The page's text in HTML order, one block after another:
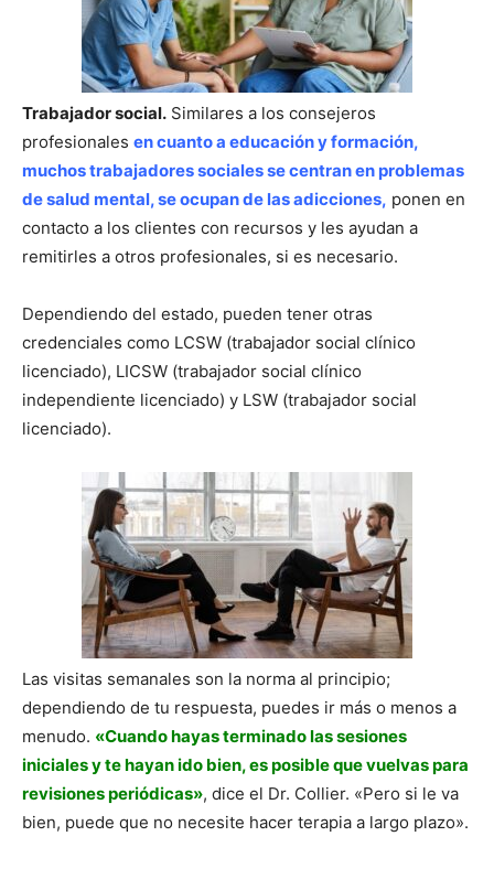
Trabajador social. Similares a los consejeros
profesionales en cuanto a educación y formación,
muchos trabajadores sociales se centran en problemas
de salud mental, se ocupan de las adicciones, ponen en
contacto a los clientes con recursos y les ayudan a
remitirles a otros profesionales, si es necesario.
Dependiendo del estado, pueden tener otras
credenciales como LCSW (trabajador social clínico
licenciado), LICSW (trabajador social clínico
independiente licenciado) y LSW (trabajador social
licenciado).
Las visitas semanales son la norma al principio;
dependiendo de tu respuesta, puedes ir más o menos a
menudo. «Cuando hayas terminado las sesiones
iniciales y te hayan ido bien, es posible que vuelvas para
revisiones periódicas», dice el Dr. Collier. «Pero si le va
bien, puede que no necesite hacer terapia a largo plazo».